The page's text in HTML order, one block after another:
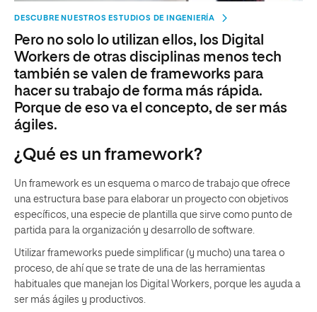
DESCUBRE NUESTROS ESTUDIOS DE INGENIERÍA
Pero no solo lo utilizan ellos, los Digital
Workers de otras disciplinas menos tech
también se valen de frameworks para
hacer su trabajo de forma más rápida.
Porque de eso va el concepto, de ser más
ágiles.
¿Qué es un framework?
Un framework es un esquema o marco de trabajo que ofrece
una estructura base para elaborar un proyecto con objetivos
específicos, una especie de plantilla que sirve como punto de
partida para la organización y desarrollo de software.
Utilizar frameworks puede simplificar (y mucho) una tarea o
proceso, de ahí que se trate de una de las herramientas
habituales que manejan los Digital Workers, porque les ayuda a
ser más ágiles y productivos.